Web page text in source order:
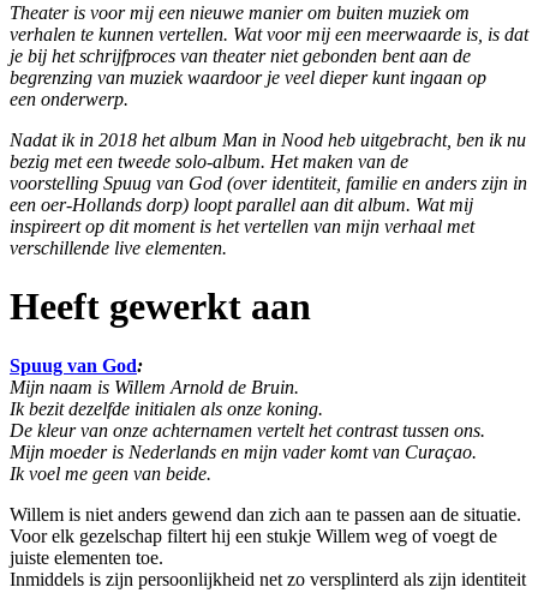
Theater is voor mij een nieuwe manier om buiten muziek om
verhalen te kunnen vertellen. Wat voor mij een meerwaarde is, is dat
je bij het schrijfproces van theater niet gebonden bent aan de
begrenzing van muziek waardoor je veel dieper kunt ingaan op
een onderwerp.
Nadat ik in 2018 het album Man in Nood heb uitgebracht, ben ik nu
bezig met een tweede solo-album. Het maken van de
voorstelling Spuug van God (over identiteit, familie en anders zijn in
een oer-Hollands dorp) loopt parallel aan dit album. Wat mij
inspireert op dit moment is het vertellen van mijn verhaal met
verschillende live elementen.
Heeft gewerkt aan
Spuug van God:
Mijn naam is Willem Arnold de Bruin.
Ik bezit dezelfde initialen als onze koning.
De kleur van onze achternamen vertelt het contrast tussen ons.
Mijn moeder is Nederlands en mijn vader komt van Curaçao.
Ik voel me geen van beide.
Willem is niet anders gewend dan zich aan te passen aan de situatie.
Voor elk gezelschap filtert hij een stukje Willem weg of voegt de
juiste elementen toe.
Inmiddels is zijn persoonlijkheid net zo versplinterd als zijn identiteit